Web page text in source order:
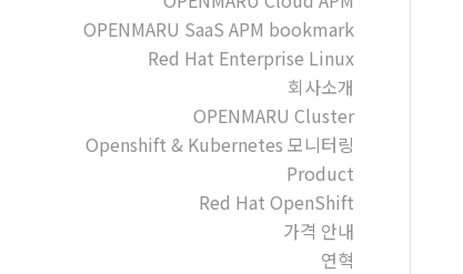
OPENMARU SaaS APM bookmark
Red Hat Enterprise Linux
회사소개
OPENMARU Cluster
Openshift & Kubernetes 모니터링
Product
Red Hat OpenShift
가격 안내
연혁